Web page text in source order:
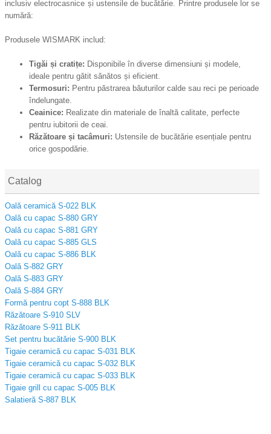
inclusiv electrocasnice și ustensile de bucătărie. Printre produsele lor se
numără:
Produsele WISMARK includ:
Tigăi și cratițe: Disponibile în diverse dimensiuni și modele,
ideale pentru gătit sănătos și eficient.
Termosuri: Pentru păstrarea băuturilor calde sau reci pe perioade
îndelungate.
Ceainice: Realizate din materiale de înaltă calitate, perfecte
pentru iubitorii de ceai.
Răzătoare și tacâmuri: Ustensile de bucătărie esențiale pentru
orice gospodărie.
Catalog
Oală ceramică S-022 BLK
Oală cu capac S-880 GRY
Oală cu capac S-881 GRY
Oală cu capac S-885 GLS
Oală cu capac S-886 BLK
Oală S-882 GRY
Oală S-883 GRY
Oală S-884 GRY
Formă pentru copt S-888 BLK
Răzătoare S-910 SLV
Răzătoare S-911 BLK
Set pentru bucătărie S-900 BLK
Tigaie ceramică cu capac S-031 BLK
Tigaie ceramică cu capac S-032 BLK
Tigaie ceramică cu capac S-033 BLK
Tigaie grill cu capac S-005 BLK
Salatieră S-887 BLK